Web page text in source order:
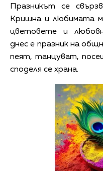
Празникът се
Кришна и любимата
цветовете и
днес е празник на
пеят, танцуват,
споделя се храна.